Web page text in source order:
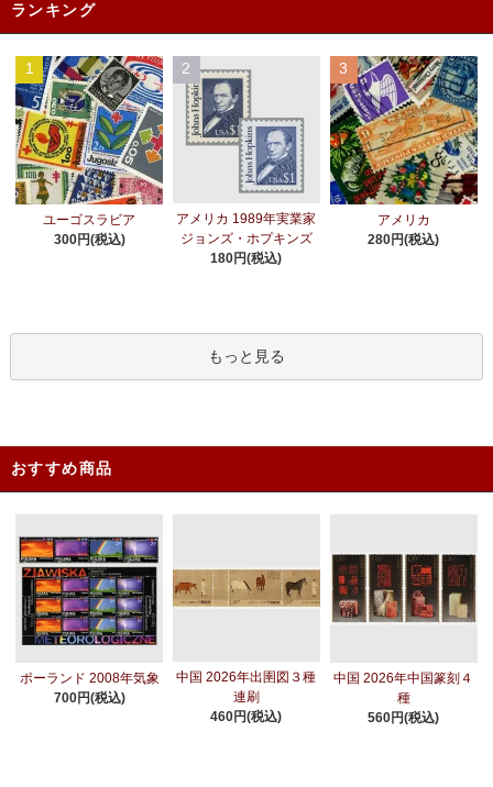
ランキング
1
ユーゴスラビア
300円(税込)
2
アメリカ 1989年実業家
ジョンズ・ホプキンズ
180円(税込)
3
アメリカ
280円(税込)
もっと見る
おすすめ商品
ポーランド 2008年気象
700円(税込)
中国 2026年出圉図３種
連刷
460円(税込)
中国 2026年中国篆刻４
種
560円(税込)